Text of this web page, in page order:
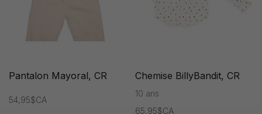
Pantalon Mayoral, CR
54,95$CA
Chemise BillyBandit, CR
10 ans
65,95$CA